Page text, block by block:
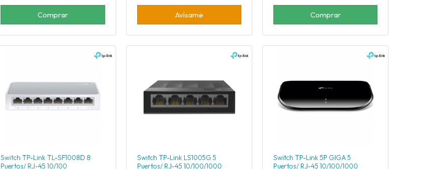
Comprar Avísame Comprar
Switch TP-Link TL-SF1008D 8
Puertos/ RJ-45 10/100
Switch TP-Link LS1005G 5
Puertos/ RJ-45 10/100/1000
Switch TP-Link 5P GIGA 5
Puertos/ RJ-45 10/100/1000